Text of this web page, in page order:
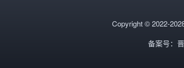
Copyright © 2022-
备案号：